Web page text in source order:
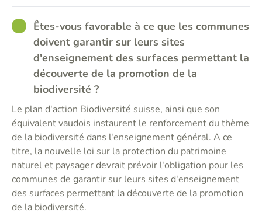
GOODÊtes-vous favorable à ce que les communes
doivent garantir sur leurs sites
d'enseignement des surfaces permettant la
découverte de la promotion de la
biodiversité ?
Le plan d'action Biodiversité suisse, ainsi que son
équivalent vaudois instaurent le renforcement du thème
de la biodiversité dans l'enseignement général. A ce
titre, la nouvelle loi sur la protection du patrimoine
naturel et paysager devrait prévoir l'obligation pour les
communes de garantir sur leurs sites d'enseignement
des surfaces permettant la découverte de la promotion
de la biodiversité.